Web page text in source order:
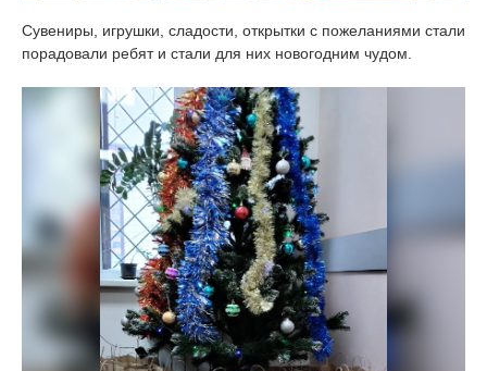
Сувениры, игрушки, сладости, открытки с пожеланиями стали
порадовали ребят и стали для них новогодним чудом.